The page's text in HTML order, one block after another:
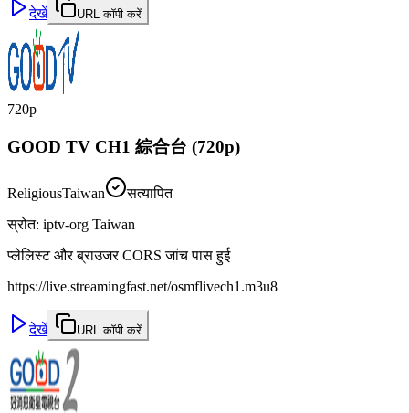
देखें URL कॉपी करें
720p
GOOD TV CH1 綜合台 (720p)
ReligiousTaiwan
सत्यापित
स्रोत: iptv-org Taiwan
प्लेलिस्ट और ब्राउजर CORS जांच पास हुई
https://live.streamingfast.net/osmflivech1.m3u8
देखें URL कॉपी करें